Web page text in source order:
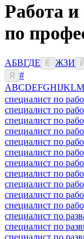
Работа
по
АБВГДЕ Ё ЖЗИ Й
Я
#
ABCDEFGHIJKLM
специалист по
специалист по
специалист по
специалист по
специалист по
специалист по
специалист по
специалист по
специалист по
специалист по
специалист по
специалист по
специалист по
специалист по